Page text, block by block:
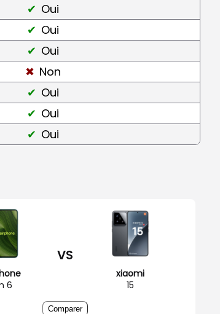
Oui
Oui
Oui
Non
Oui
Oui
Oui
6
VS
xiaomi
15
Comparer